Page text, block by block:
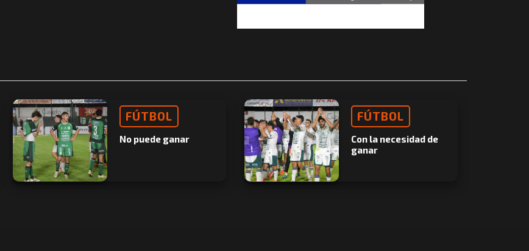
FÚTBOL
No puede ganar
FÚTBOL
Con la necesidad de
ganar